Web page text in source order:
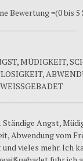
Bewertung =(0 bis
MÜDIGKEIT,
Angst,
Abwendung vom
vieles mehr. Ich